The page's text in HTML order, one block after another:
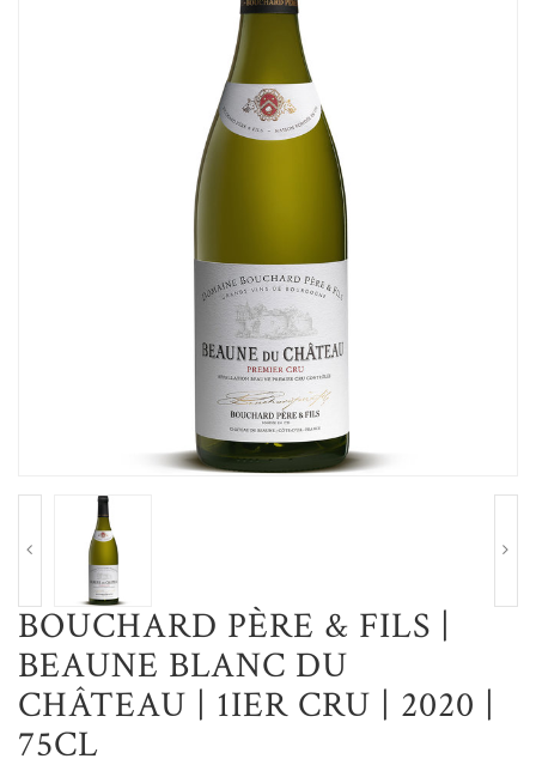
BOUCHARD PÈRE & FILS |
BEAUNE BLANC DU
CHÂTEAU | 1IER CRU | 2020 |
75CL